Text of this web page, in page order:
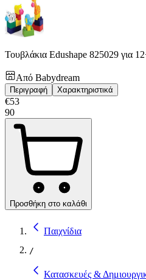
Τουβλάκια Edushape 825029 για
Από Babydream
Περιγραφή Χαρακτηριστικά
€53
90
Προσθήκη στο καλάθι
Παιχνίδια
/
Κατασκευές &